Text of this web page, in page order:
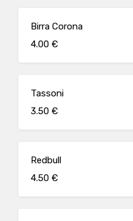
Birra Corona
4.00 €
Tassoni
3.50 €
Redbull
4.50 €